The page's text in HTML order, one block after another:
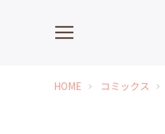
HOME chevron_right コミックス chevron_right